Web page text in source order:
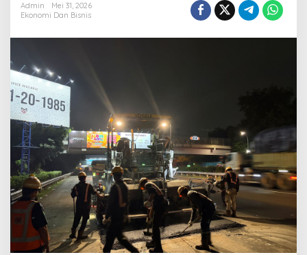
m
a
n
K
e
n
y
a
m
n
a
n
Admin
Mei 31, 2026
Ekonomi Dan Bisnis